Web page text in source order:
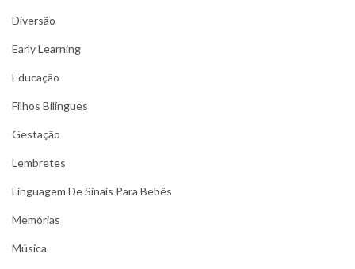
Diversão
Early Learning
Educação
Filhos Bilíngues
Gestação
Lembretes
Linguagem De Sinais Para Bebês
Memórias
Música